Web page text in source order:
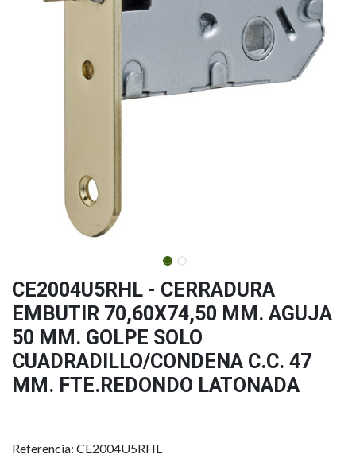
CE2004U5RHL - CERRADURA
EMBUTIR 70,60X74,50 MM. AGUJA
50 MM. GOLPE SOLO
CUADRADILLO/CONDENA C.C. 47
MM. FTE.REDONDO LATONADA
Referencia: CE2004U5RHL